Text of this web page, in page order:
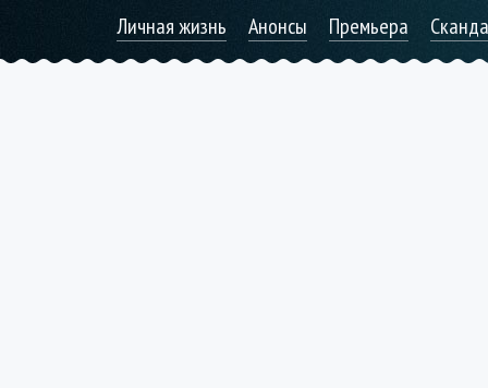
Личная жизнь Анонсы Премьера